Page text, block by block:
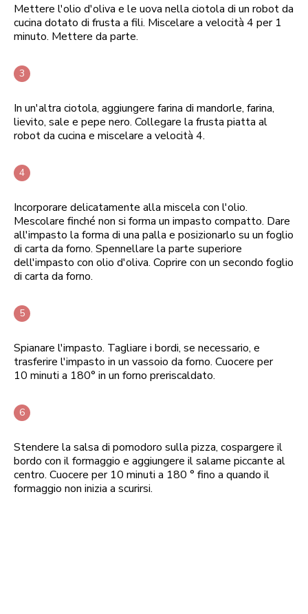
Mettere l'olio d'oliva e le uova nella ciotola di un robot da
cucina dotato di frusta a fili. Miscelare a velocità 4 per 1
minuto. Mettere da parte.
In un'altra ciotola, aggiungere farina di mandorle, farina,
lievito, sale e pepe nero. Collegare la frusta piatta al
robot da cucina e miscelare a velocità 4.
Incorporare delicatamente alla miscela con l'olio.
Mescolare finché non si forma un impasto compatto. Dare
all'impasto la forma di una palla e posizionarlo su un foglio
di carta da forno. Spennellare la parte superiore
dell'impasto con olio d'oliva. Coprire con un secondo foglio
di carta da forno.
Spianare l'impasto. Tagliare i bordi, se necessario, e
trasferire l'impasto in un vassoio da forno. Cuocere per
10 minuti a 180° in un forno preriscaldato.
Stendere la salsa di pomodoro sulla pizza, cospargere il
bordo con il formaggio e aggiungere il salame piccante al
centro. Cuocere per 10 minuti a 180 ° fino a quando il
formaggio non inizia a scurirsi.